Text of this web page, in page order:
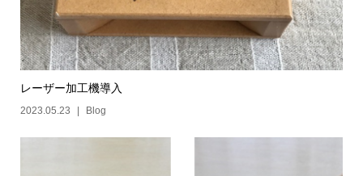
レーザー加工機導入
2023.05.23 Blog